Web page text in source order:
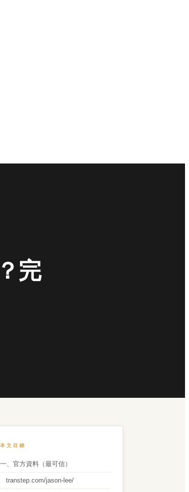
完
本文目錄
一、官方資料（最可信）
transtep.com/jason-lee/